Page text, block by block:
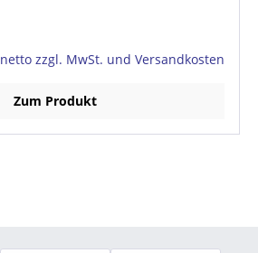
netto zzgl. MwSt. und Versandkosten
Zum Produkt